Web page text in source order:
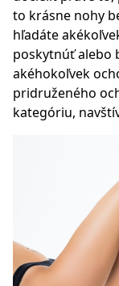
to krásne nohy
hľadáte
poskytnúť alebo
akéhokoľvek
pridruženého
kategóriu,